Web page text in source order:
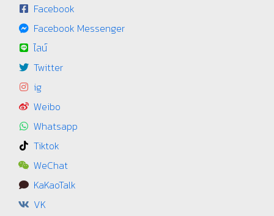
Facebook
Facebook Messenger
ไลน์
Twitter
ig
Weibo
Whatsapp
Tiktok
WeChat
KaKaoTalk
VK